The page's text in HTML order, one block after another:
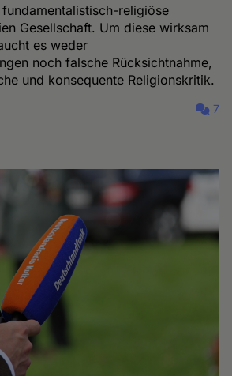
religiöse
Gesellschaft. Um diese wirksam
es weder
noch falsche Rücksichtnahme,
und konsequente Religionskritik.
7